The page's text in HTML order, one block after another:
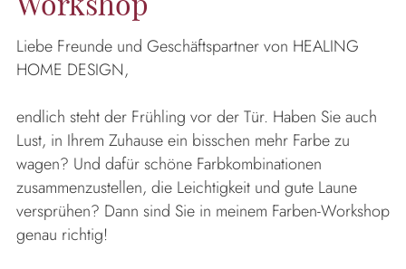
Workshop
Liebe Freunde und Geschäftspartner von HEALING
HOME DESIGN,
endlich steht der Frühling vor der Tür. Haben Sie auch
Lust, in Ihrem Zuhause ein bisschen mehr Farbe zu
wagen? Und dafür schöne Farbkombinationen
zusammenzustellen, die Leichtigkeit und gute Laune
versprühen? Dann sind Sie in meinem Farben-Workshop
genau richtig!